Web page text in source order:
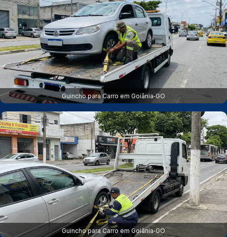
Guincho para Carro em Goiânia‑GO
Guincho para Carro em Goiânia‑GO